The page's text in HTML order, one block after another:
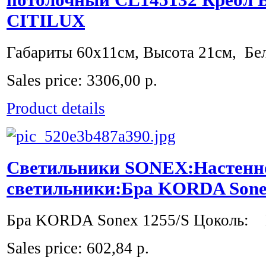
CITILUX
Габариты 60х11см, Высота 21см,
Sales price: 3306,00 р.
Product details
Светильники
светильники:Бра KORDA
Бра KORDA Sonex 1255/S Цоколь:
Sales price: 602,84 р.